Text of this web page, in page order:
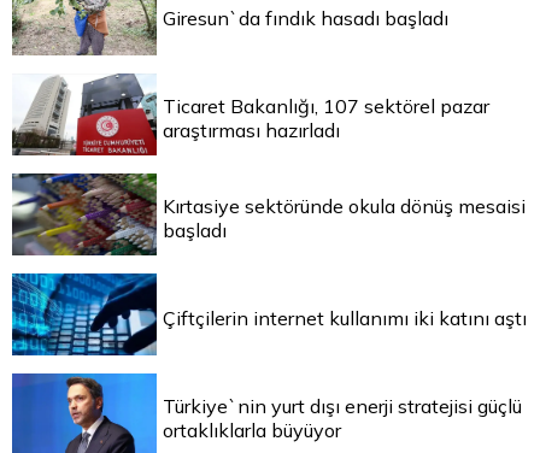
Giresun`da fındık hasadı başladı
Ticaret Bakanlığı, 107 sektörel pazar
araştırması hazırladı
Kırtasiye sektöründe okula dönüş mesaisi
başladı
Çiftçilerin internet kullanımı iki katını aştı
Türkiye`nin yurt dışı enerji stratejisi güçlü
ortaklıklarla büyüyor